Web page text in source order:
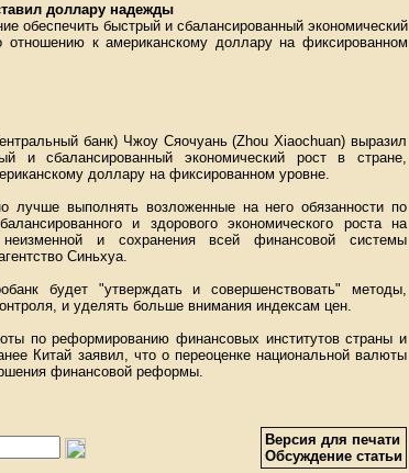
доллару надежды
обеспечить быстрый и сбалансированный экономический
к американскому доллару на фиксированном
банк) Чжоу Сяочуань (Zhou Xiaochuan) выразил
и сбалансированный экономический рост в стране,
доллару на фиксированном уровне.
лучше выполнять возложенные на него обязанности по
и здорового экономического роста на
и сохранения всей финансовой системы
Синьхуа.
будет "утверждать и совершенствовать" методы,
и уделять больше внимания индексам цен.
по реформированию финансовых институтов страны и
Китай заявил, что о переоценке национальной валюты
финансовой реформы.
Версия для печати
Обсуждение статьи